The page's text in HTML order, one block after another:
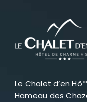
Le Chalet d’en
Hameau des